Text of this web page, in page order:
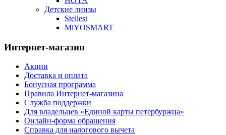
Детские линзы
Stellest
MiYOSMART
Интернет-магазин
Акции
Доставка и оплата
Бонусная программа
Правила Интернет-магазина
Служба поддержки
Для владельцев «Единой карты петербуржца»
Онлайн-форма обращения
Справка для налогового вычета